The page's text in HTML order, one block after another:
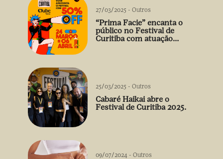
27/03/2025 - Outros
“Prima Facie” encanta o
público no Festival de
Curitiba com atuação
25/03/2025 - Outros
Cabaré Haikai abre o
Festival de Curitiba 2025.
09/07/2024 - Outros